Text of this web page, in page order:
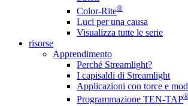
Color-Rite®
Luci per una causa
Visualizza tutte le serie
risorse
Apprendimento
Perché Streamlight?
I capisaldi di Streamlight
Applicazioni con torce e
Programmazione TEN-TAP